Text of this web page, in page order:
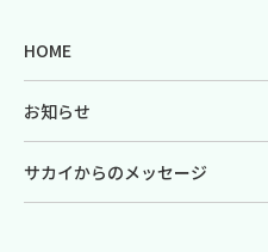
HOME
お知らせ
サカイからのメッセージ